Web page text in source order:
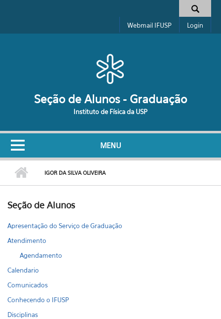
Formulário de busca
Webmail IFUSP Login
Seção de Alunos - Graduação
Instituto de Física da USP
MENU
IGOR DA SILVA OLIVEIRA
Seção de Alunos
Apresentação do Serviço de Graduação
Atendimento
Agendamento
Calendario
Comunicados
Conhecendo o IFUSP
Disciplinas